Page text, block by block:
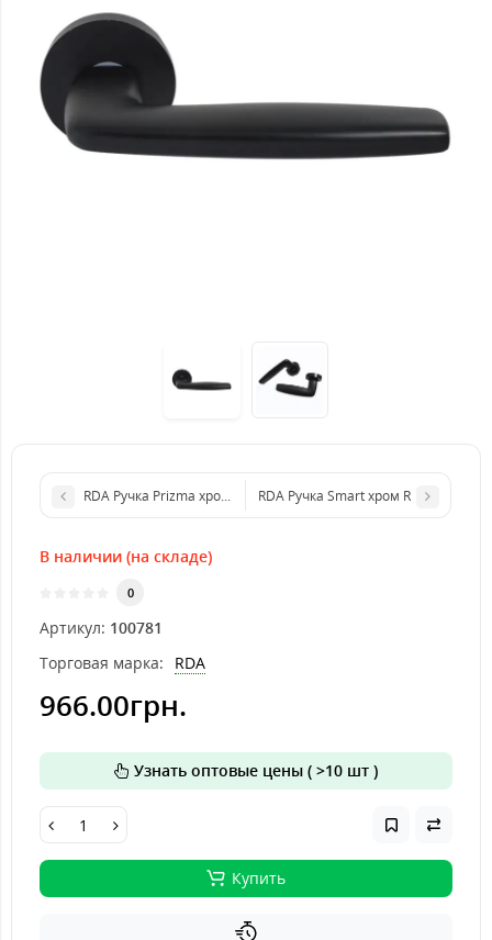
RDA Ручка Prizma хром R RDA Ручка Smart хром R
В наличии (на складе)
0
Артикул: 100781
Торговая марка:
RDA
966.00грн.
Узнать оптовые цены ( >10 шт )
Купить